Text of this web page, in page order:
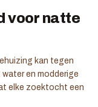
voor natte
kan tegen
en modderige
elke zoektocht een